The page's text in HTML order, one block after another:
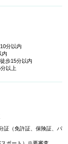
分以内
内
歩15分以内
以上
証（免許証、保険証、パ